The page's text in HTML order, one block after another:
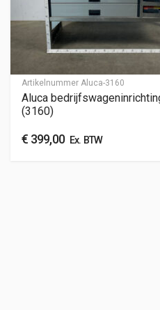
Artikelnummer Aluca-3160
Aluca
(3160)
€ 399,00Ex. BTW